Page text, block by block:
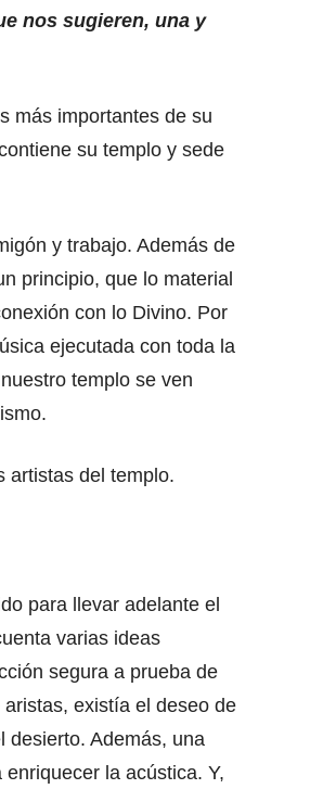
nos sugieren, una y
más importantes de su
su templo y sede
y trabajo. Además de
principio, que lo material
con lo Divino. Por
ejecutada con toda la
templo se ven
artistas del templo.
para llevar adelante el
varias ideas
segura a prueba de
existía el deseo de
desierto. Además, una
la acústica. Y,